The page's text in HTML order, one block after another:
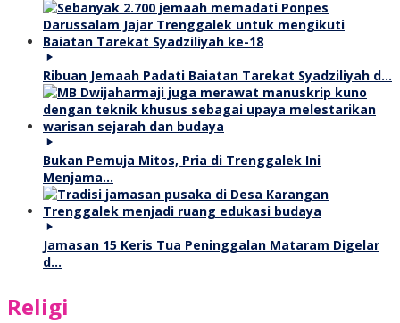
Ribuan Jemaah Padati Baiatan Tarekat Syadziliyah d…
Bukan Pemuja Mitos, Pria di Trenggalek Ini
Menjama…
Jamasan 15 Keris Tua Peninggalan Mataram Digelar
d…
Religi